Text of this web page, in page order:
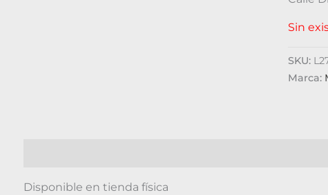
Sin
SKU:
Marca:
Disponible en tienda física